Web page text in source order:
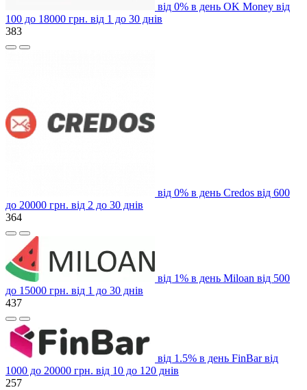
від 0% в день OK Money від
100 до 18000 грн. від 1 до 30 днів
383
від 0% в день Credos від 600
до 20000 грн. від 2 до 30 днів
364
від 1% в день Miloan від 500
до 15000 грн. від 1 до 30 днів
437
від 1.5% в день FinBar від
1000 до 20000 грн. від 10 до 120 днів
257